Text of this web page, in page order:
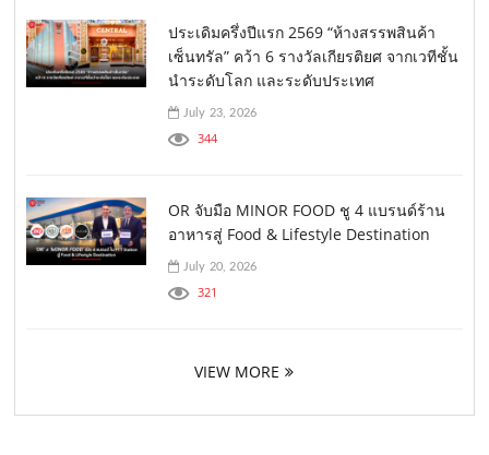
ประเดิมครึ่งปีแรก 2569 “ห้างสรรพสินค้า
เซ็นทรัล” คว้า 6 รางวัลเกียรติยศ จากเวทีชั้น
นำระดับโลก และระดับประเทศ
July 23, 2026
344
OR จับมือ MINOR FOOD ชู 4 แบรนด์ร้าน
อาหารสู่ Food & Lifestyle Destination
July 20, 2026
321
VIEW MORE